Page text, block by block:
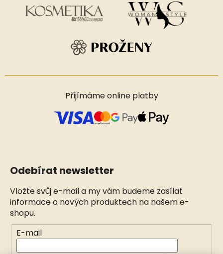
Přijímáme online platby
Odebírat newsletter
Vložte svůj e-mail a my vám budeme zasílat
informace o nových produktech na našem e-
shopu.
E-mail